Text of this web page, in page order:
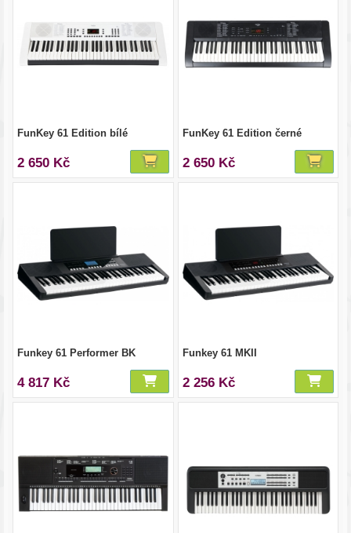
FunKey 61 Edition bílé
2 650 Kč
FunKey 61 Edition černé
2 650 Kč
Funkey 61 Performer BK
4 817 Kč
Funkey 61 MKII
2 256 Kč